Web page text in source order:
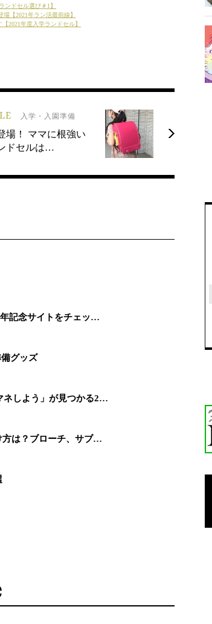
ドセル選び＃1】
【2021年ラン活最前線】
2021年度入学ランドセル】
入学・入園準備
場！ ママに根強い
ドセルは…
記念サイトをチェッ…
グッズ
ネしよう」が見つかる2…
方は？ブローチ、サブ…